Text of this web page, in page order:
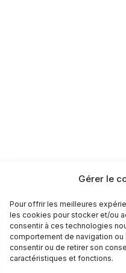
Gérer le
Pour offrir les meilleures
les cookies pour stocker et/ou
consentir à ces technologies
comportement de navigation ou
consentir ou de retirer son
caractéristiques et fonctions.
Atelier
6E, Zone